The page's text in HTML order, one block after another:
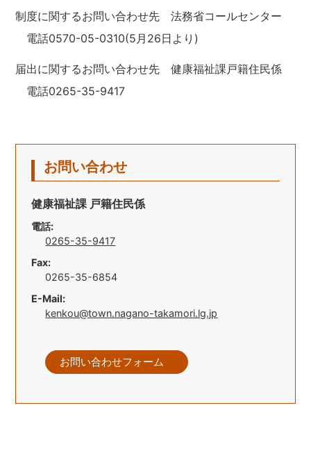
制度に関するお問い合わせ先 法務省コールセンター
電話0570-05-0310(5月26日より)
届出に関するお問い合わせ先 健康福祉課戸籍住民係
電話0265-35-9417
お問い合わせ
健康福祉課 戸籍住民係
電話:
0265-35-9417
Fax:
0265-35-6854
E-Mail:
kenkou@town.nagano-takamori.lg.jp
お問い合わせフォーム